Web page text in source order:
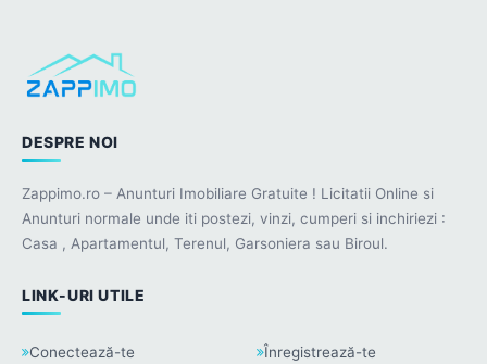
DESPRE NOI
Zappimo.ro – Anunturi Imobiliare Gratuite ! Licitatii Online si
Anunturi normale unde iti postezi, vinzi, cumperi si inchiriezi :
Casa , Apartamentul, Terenul, Garsoniera sau Biroul.
LINK-URI UTILE
Conectează-te Înregistrează-te